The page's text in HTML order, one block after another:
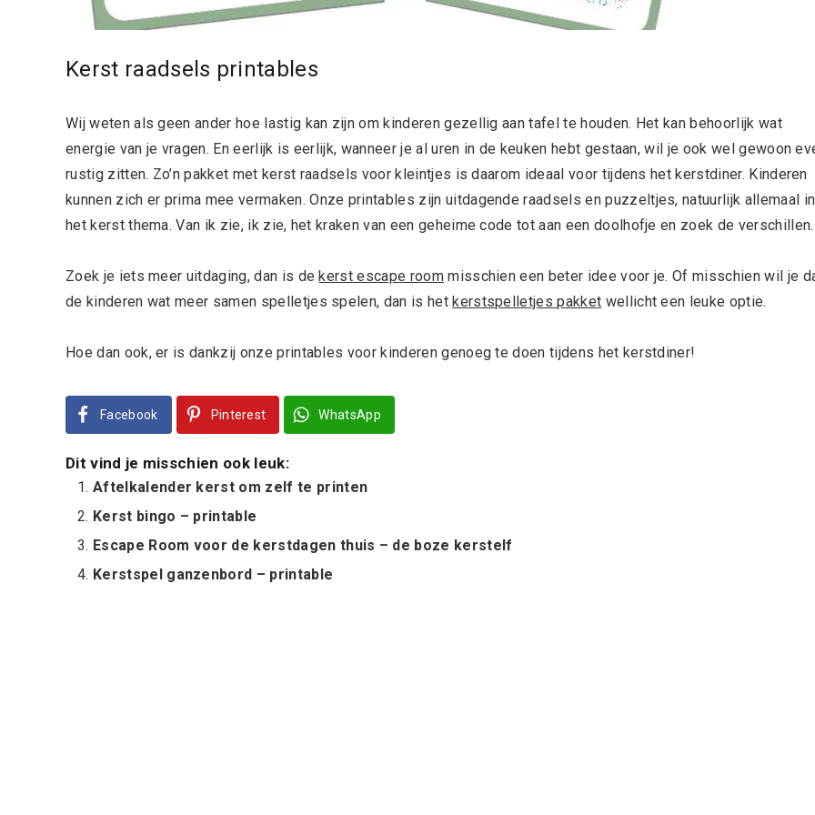
Kerst raadsels printables
Wij weten als geen ander hoe lastig kan zijn om kinderen gezellig aan tafel te houden. Het kan behoorlijk wat
energie van je vragen. En eerlijk is eerlijk, wanneer je al uren in de keuken hebt gestaan, wil je ook wel gewoon
rustig zitten. Zo’n pakket met kerst raadsels voor kleintjes is daarom ideaal voor tijdens het kerstdiner. Kinderen
kunnen zich er prima mee vermaken. Onze printables zijn uitdagende raadsels en puzzeltjes, natuurlijk allemaal in
het kerst thema. Van ik zie, ik zie, het kraken van een geheime code tot aan een doolhofje en zoek de verschillen.
Zoek je iets meer uitdaging, dan is dekerst escape roommisschien een beter idee voor je. Of misschien wil je
de kinderen wat meer samen spelletjes spelen, dan is hetkerstspelletjes pakket wellicht een leuke optie.
Hoe dan ook, er is dankzij onze printables voor kinderen genoeg te doen tijdens het kerstdiner!
Facebook Pinterest WhatsApp
Dit vind je misschien ook leuk:
Aftelkalender kerst om zelf te printen
Kerst bingo – printable
Escape Room voor de kerstdagen thuis – de boze kerstelf
Kerstspel ganzenbord – printable